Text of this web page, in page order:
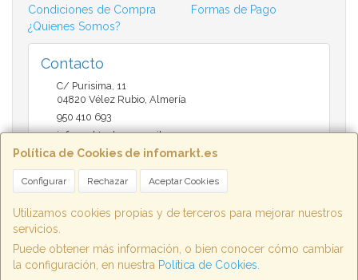
Política de Cookies de infomarkt.es
Configurar Rechazar Aceptar Cookies
Utilizamos cookies propias y de terceros para mejorar nuestros
servicios.
Puede obtener más información, o bien conocer cómo cambiar
la configuración, en nuestra Política de Cookies
Condiciones de Compra
Formas de Pago
¿Quienes Somos?
Contacto
C/ Purisima, 11
04820 Vélez Rubio Almería
950 410 693
infomarktvelez@gmail.com
Horario
9:30 a 14:00 y de 17:00 a 20:30
, , , , España. - C.I.F.: B04802658 - Tfno: